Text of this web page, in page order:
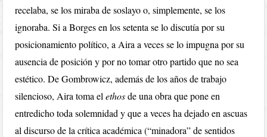
recelaba, se los miraba de soslayo o, simplemente, se los
ignoraba. Si a Borges en los setenta se lo discutía por su
posicionamiento político, a Aira a veces se lo impugna por su
ausencia de posición y por no tomar otro partido que no sea
estético. De Gombrowicz, además de los años de trabajo
silencioso, Aira toma elethosde una obra que pone en
entredicho toda solemnidad y que a veces ha dejado en ascuas
al discurso de la crítica académica (“minadora” de sentidos